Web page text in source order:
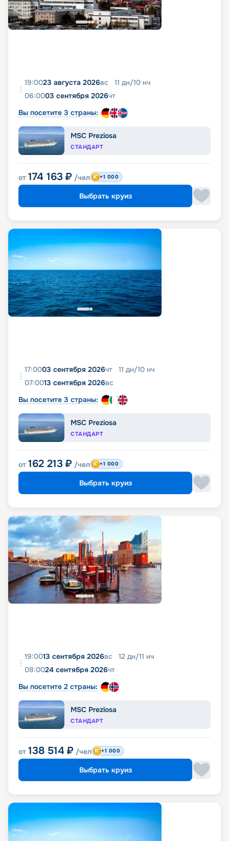
19:0023 августа 2026вс 11 дн/10 нч
06:0003 сентября 2026чт
Вы посетите 3 страны:
MSC Preziosa
СТАНДАРТ
от 174 163 ₽ /чел +1 000
Выбрать круиз
17:0003 сентября 2026чт 11 дн/10 нч
07:0013 сентября 2026вс
Вы посетите 3 страны:
MSC Preziosa
СТАНДАРТ
от 162 213 ₽ /чел +1 000
Выбрать круиз
19:0013 сентября 2026вс 12 дн/11 нч
08:0024 сентября 2026чт
Вы посетите 2 страны:
MSC Preziosa
СТАНДАРТ
от 138 514 ₽ /чел +1 000
Выбрать круиз